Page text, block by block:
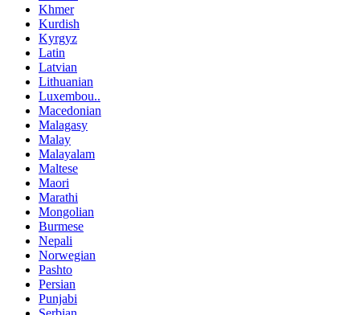
Khmer
Kurdish
Kyrgyz
Latin
Latvian
Lithuanian
Luxembou..
Macedonian
Malagasy
Malay
Malayalam
Maltese
Maori
Marathi
Mongolian
Burmese
Nepali
Norwegian
Pashto
Persian
Punjabi